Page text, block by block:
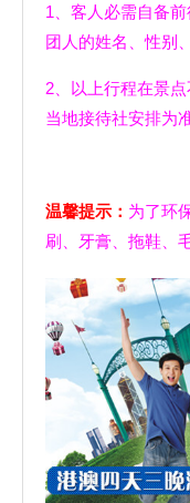
1、客人必需自备
团人的姓名、性别
2、以上行程在景
当地接待社安排为准
温馨提示： 为了环
刷、牙膏、拖鞋、